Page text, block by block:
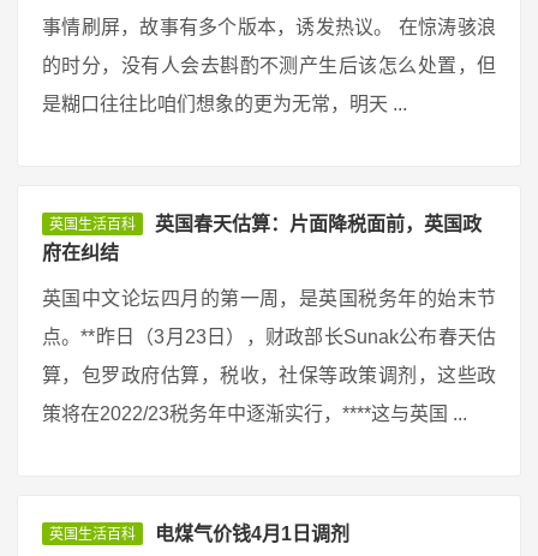
事情刷屏，故事有多个版本，诱发热议。 在惊涛骇浪
的时分，没有人会去斟酌不测产生后该怎么处置，但
是糊口往往比咱们想象的更为无常，明天 ...
英国生活百科
英国春天估算：片面降税面前，英国政
府在纠结
英国中文论坛四月的第一周，是英国税务年的始末节
点。**昨日（3月23日），财政部长Sunak公布春天估
算，包罗政府估算，税收，社保等政策调剂，这些政
策将在2022/23税务年中逐渐实行，****这与英国 ...
英国生活百科 电煤气价钱4月1日调剂